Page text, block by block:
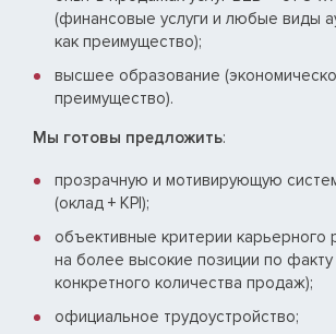
(финансовые услуги и любые виды
как преимущество);
высшее образование
преимущество).
Мы готовы предложить:
прозрачную и мотивирующую
(оклад + KPI);
объективные критерии карьерного
на более высокие позиции по
конкретного количества продаж);
официальное трудоустройство;